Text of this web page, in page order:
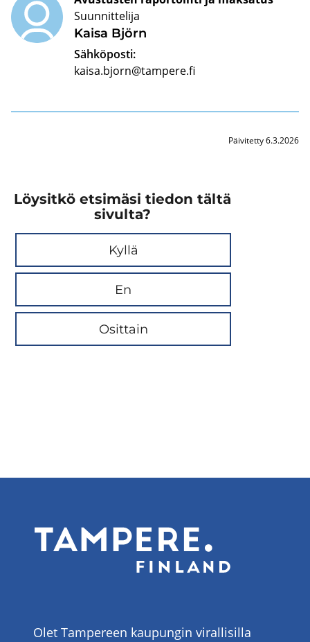
Kaisa Björn
Suunnittelija
Sähköposti:
kaisa.bjorn@tampere.fi
Päivitetty 6.3.2026
Löysitkö etsimäsi tiedon tältä
sivulta?
Kyllä
En
Osittain
Olet Tampereen kaupungin virallisilla